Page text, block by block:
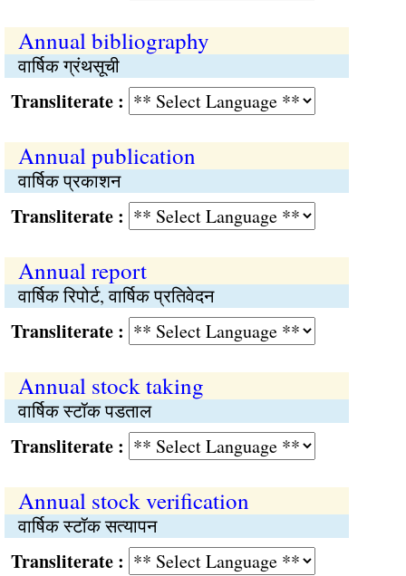
Annual bibliography
वार्षिक ग्रंथसूची
:
Annual publication
वार्षिक प्रकाशन
:
Annual report
वार्षिक रिपोर्ट, वार्षिक प्रतिवेदन
:
Annual stock taking
वार्षिक स्टॉक पडताल
:
Annual stock verification
वार्षिक स्टॉक सत्यापन
: